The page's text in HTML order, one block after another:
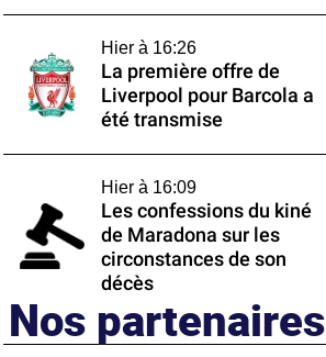
Hier à 16:26
La première offre de
Liverpool pour Barcola a
été transmise
Hier à 16:09
Les confessions du kiné
de Maradona sur les
circonstances de son
décès
Nos partenaires